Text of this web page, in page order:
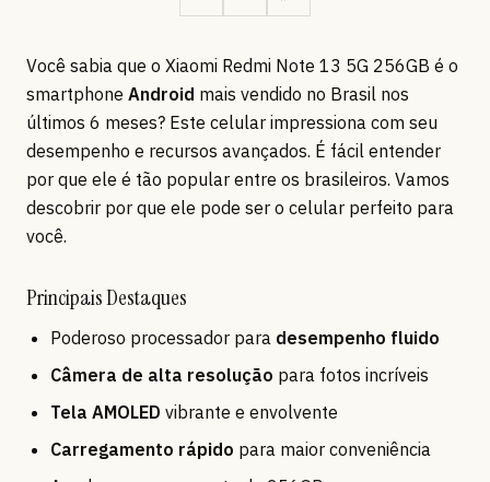
Você sabia que o Xiaomi Redmi Note 13 5G 256GB é o
smartphone Android mais vendido no Brasil nos
últimos 6 meses? Este celular impressiona com seu
desempenho e recursos avançados. É fácil entender
por que ele é tão popular entre os brasileiros. Vamos
descobrir por que ele pode ser o celular perfeito para
você.
Principais Destaques
Poderoso processador para desempenho fluido
Câmera de alta resolução para fotos incríveis
Tela AMOLED vibrante e envolvente
Carregamento rápido para maior conveniência